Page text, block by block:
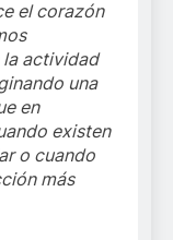
el corazón
la actividad
una
en
existen
o cuando
más